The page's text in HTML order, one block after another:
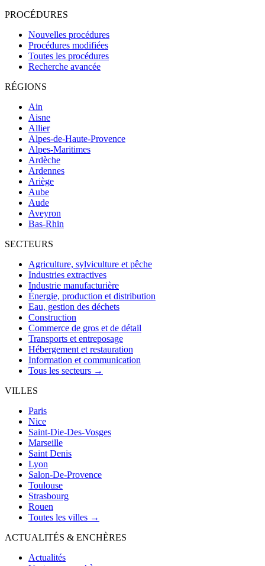
PROCÉDURES
Nouvelles procédures
Procédures modifiées
Toutes les procédures
Recherche avancée
RÉGIONS
Ain
Aisne
Allier
Alpes-de-Haute-Provence
Alpes-Maritimes
Ardèche
Ardennes
Ariège
Aube
Aude
Aveyron
Bas-Rhin
SECTEURS
Agriculture, sylviculture et pêche
Industries extractives
Industrie manufacturière
Énergie, production et distribution
Eau, gestion des déchets
Construction
Commerce de gros et de détail
Transports et entreposage
Hébergement et restauration
Information et communication
Tous les secteurs →
VILLES
Paris
Nice
Saint-Die-Des-Vosges
Marseille
Saint Denis
Lyon
Salon-De-Provence
Toulouse
Strasbourg
Rouen
Toutes les villes →
ACTUALITÉS & ENCHÈRES
Actualités